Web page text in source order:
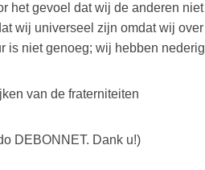
het gevoel dat wij de anderen
wij universeel zijn omdat wij
is niet genoeg; wij hebben
van de fraterniteiten
DEBONNET. Dank u!)